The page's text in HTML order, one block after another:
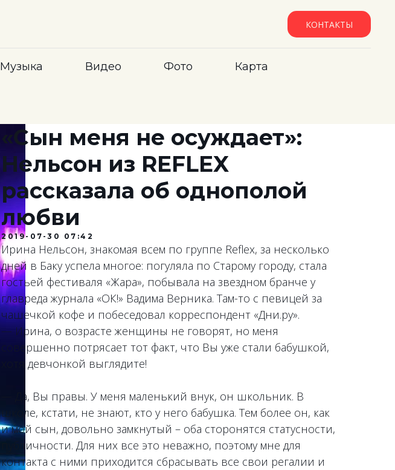
КОНТАКТЫ
Музыка Видео Фото Карта
«Сын меня не осуждает»:
Нельсон из REFLEX
рассказала об однополой
любви
2019-07-30 07:42
Ирина Нельсон, знакомая всем по группе Reflex, за несколько
дней в Баку успела многое: погуляла по Старому городу, стала
гостьей фестиваля «Жара», побывала на звездном бранче у
главреда журнала «ОК!» Вадима Верника. Там-то с певицей за
чашечкой кофе и побеседовал корреспондент «Дни.ру».
— Ирина, о возрасте женщины не говорят, но меня
совершенно потрясает тот факт, что Вы уже стали бабушкой,
хотя девчонкой выглядите!
— Да, Вы правы. У меня маленький внук, он школьник. В
школе, кстати, не знают, кто у него бабушка. Тем более он, как
и мой сын, довольно замкнутый – оба сторонятся статусности,
публичности. Для них все это неважно, поэтому мне для
контакта с ними приходится сбрасывать все свои регалии и